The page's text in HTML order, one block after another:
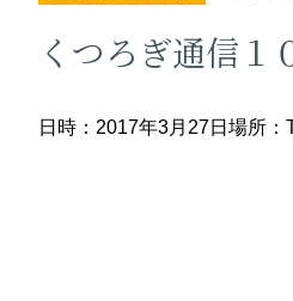
くつろぎ通信１
日時：2017年3月27日 場所：